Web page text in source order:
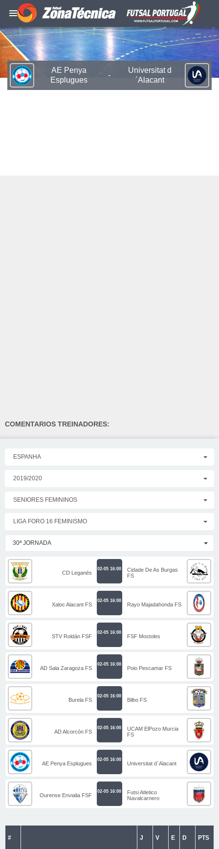
AE Penya
Esplugues
-
Universitat d
´Alacant
COMENTARIOS TREINADORES:
ESPANHA
2019/2020
SENIORES FEMININOS
LIGA FORO 16 FEMINISMO
30ª JORNADA
CD Leganés
02-05 16:00
Cidade De As Burgas
FS
Xaloc Alacant FS
02-05 16:00
Rayo Majadahonda FS
STV Roldán FSF
02-05 16:00
FSF Mostoles
AD Sala Zaragoza FS
02-05 16:00
Poio Pescamar FS
Burela FS
02-05 16:00
Bilbo FS
AD Alcorcón FS
02-05 16:00
UCAM ElPozo Murcia
FS
AE Penya Esplugues
02-05 16:00
Universitat d´Alacant
Ourense Envialia FSF
02-05 16:00
Futsi Atletico
Navalcarnero
# J V E D PTS